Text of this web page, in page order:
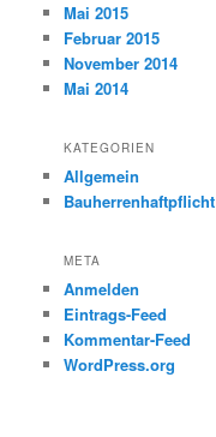
Mai 2015
Februar 2015
November 2014
Mai 2014
KATEGORIEN
Allgemein
Bauherrenhaftpflicht
META
Anmelden
Eintrags-Feed
Kommentar-Feed
WordPress.org